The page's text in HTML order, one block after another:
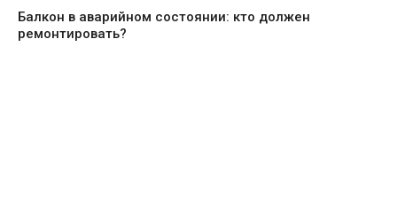
Балкон в аварийном состоянии: кто должен
ремонтировать?